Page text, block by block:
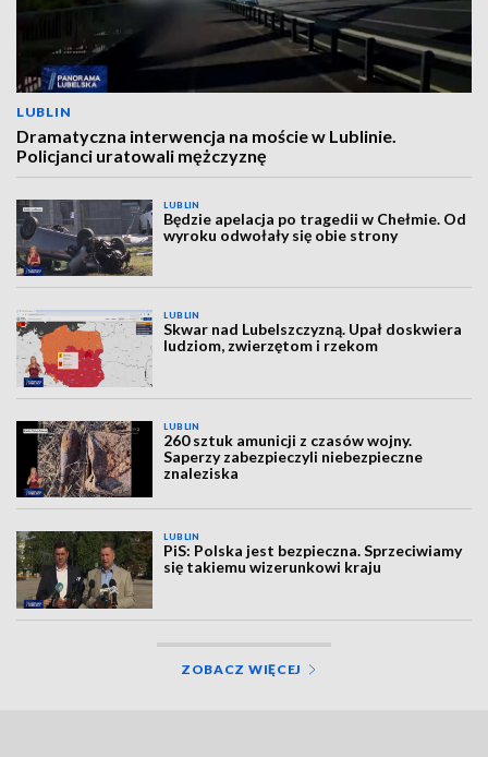
LUBLIN
Dramatyczna interwencja na moście w Lublinie.
Policjanci uratowali mężczyznę
LUBLIN
Będzie apelacja po tragedii w Chełmie. Od
wyroku odwołały się obie strony
LUBLIN
Skwar nad Lubelszczyzną. Upał doskwiera
ludziom, zwierzętom i rzekom
LUBLIN
260 sztuk amunicji z czasów wojny.
Saperzy zabezpieczyli niebezpieczne
znaleziska
LUBLIN
PiS: Polska jest bezpieczna. Sprzeciwiamy
się takiemu wizerunkowi kraju
ZOBACZ WIĘCEJ